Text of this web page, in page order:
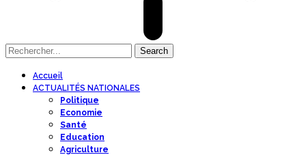
Accueil
ACTUALITÉS NATIONALES
Politique
Economie
Santé
Education
Agriculture